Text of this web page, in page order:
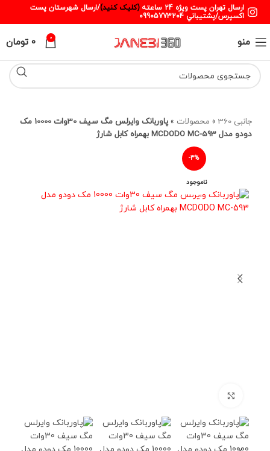
ارسال تهران پست ويژه 24 ساعته (کليک کنيد)/ارسال شهرستان پست
اکسپرس/پشتيباني 09905773204
منو 0
0 تومان
جانبی 360 » محصولات »
پاوربانک وایرلس مگ سیف 30وات 10000 مک
دودو مدل MCDODO MC-593 بهمراه کابل شارژ
-3%
ناموجود